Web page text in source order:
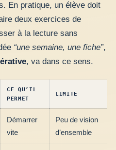
En pratique, un élève doit
deux exercices de
à la lecture sans
“une semaine, une fiche”,
, va dans ce sens.
CE QU’IL
PERMET
LIMITE
Démarrer
vite
Peu de vision
d’ensemble